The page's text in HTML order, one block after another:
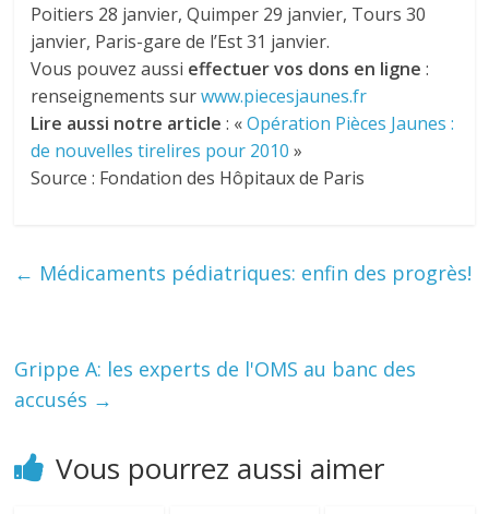
Poitiers 28 janvier, Quimper 29 janvier, Tours 30
janvier, Paris-gare de l’Est 31 janvier.
Vous pouvez aussi effectuer vos dons en ligne :
renseignements surwww.piecesjaunes.fr
Lire aussi notre article : «Opération Pièces Jaunes :
de nouvelles tirelires pour 2010 »
Source : Fondation des Hôpitaux de Paris
← Médicaments pédiatriques: enfin des progrès!
Grippe A: les experts de l'OMS au banc des
accusés →
Vous pourrez aussi aimer